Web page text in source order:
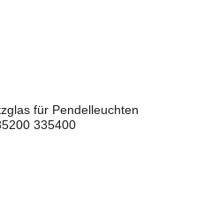
für Pendelleuchten
335400